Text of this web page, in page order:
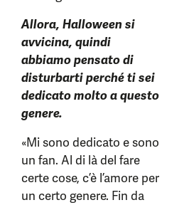
Allora, Halloween si
avvicina, quindi
abbiamo pensato di
disturbarti perché ti sei
dedicato molto a questo
genere.
«Mi sono dedicato e sono
un fan. Al di là del fare
certe cose, c’è l’amore per
un certo genere. Fin da